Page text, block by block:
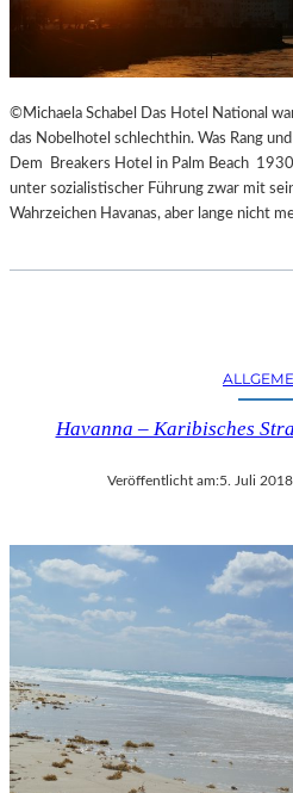
©Michaela Schabel Das Hotel National
das Nobelhotel schlechthin. Was Rang
Dem Breakers Hotel in Palm Beach
unter sozialistischer Führung zwar mit
Wahrzeichen Havanas, aber lange nicht
Havanna – Karibisches
Veröffentlicht am:5. Juli 2018